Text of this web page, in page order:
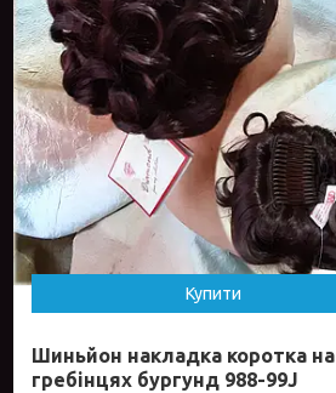
Купити
Шиньйон накладка коротка на
гребінцях бургунд 988-99J